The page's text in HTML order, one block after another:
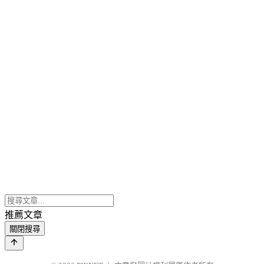
推薦文章
關閉搜尋